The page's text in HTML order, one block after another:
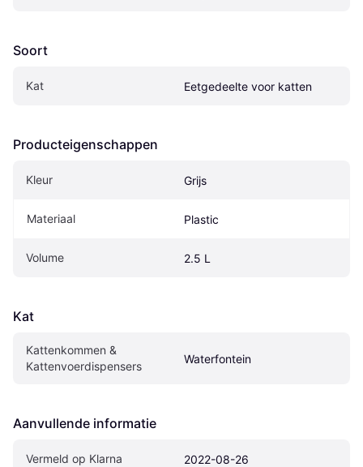
Soort
Kat Eetgedeelte voor katten
Producteigenschappen
Kleur Grijs
Materiaal Plastic
Volume 2.5 L
Kat
Kattenkommen &
Kattenvoerdispensers
Waterfontein
Aanvullende informatie
Vermeld op Klarna 2022-08-26